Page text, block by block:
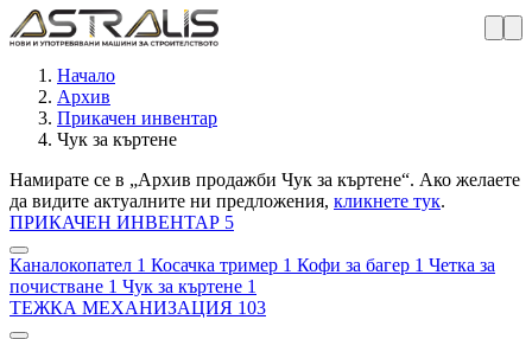
Начало
Архив
Прикачен инвентар
Чук за къртене
Намирате се в „Архив продажби Чук за къртене“. Ако желаете
да видите актуалните ни предложения, кликнете тук.
ПРИКАЧЕН ИНВЕНТАР 5
Каналокопател 1 Косачка тример 1 Кофи за багер 1 Четка за
почистване 1 Чук за къртене 1
ТЕЖКА МЕХАНИЗАЦИЯ 103